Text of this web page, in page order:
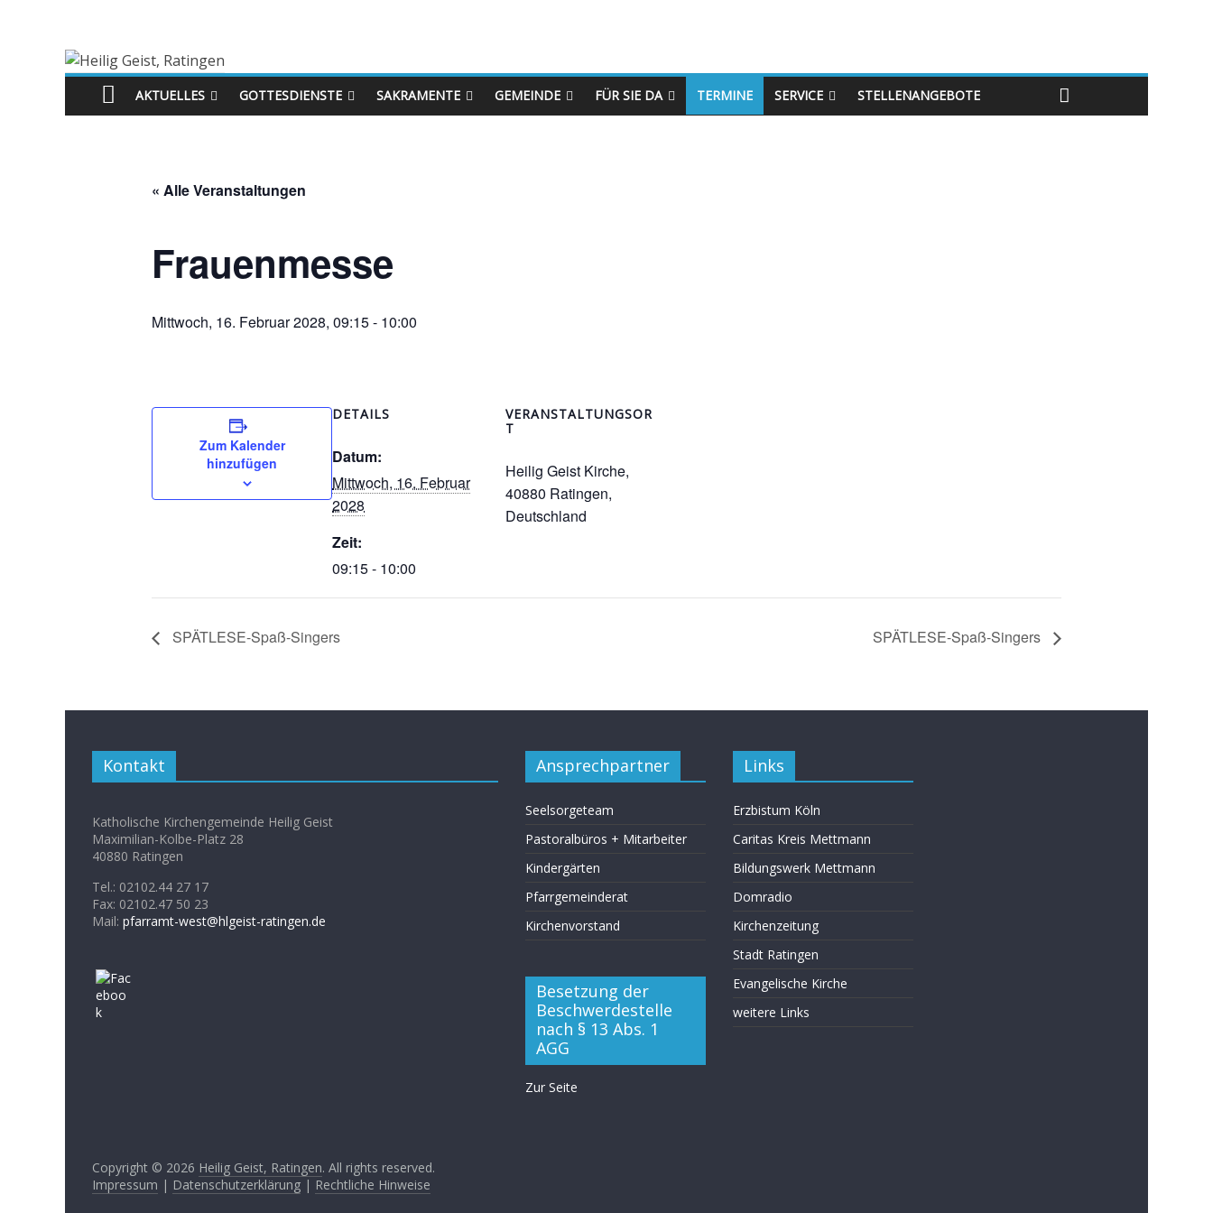
AKTUELLES GOTTESDIENSTE SAKRAMENTE GEMEINDE FÜR SIE DA TERMINE SERVICE STELLENANGEBOTE
« Alle Veranstaltungen
Frauenmesse
Mittwoch, 16. Februar 2028, 09:15- 10:00
Zum Kalender
hinzufügen
DETAILS
Datum:
Mittwoch, 16. Februar
2028
Zeit:
09:15 - 10:00
VERANSTALTUNGSOR
T
Heilig Geist Kirche,
40880 Ratingen,
Deutschland
SPÄTLESE-Spaß-Singers SPÄTLESE-Spaß-Singers
Kontakt
Katholische Kirchengemeinde Heilig Geist
Maximilian-Kolbe-Platz 28
40880 Ratingen
Tel.: 02102.44 27 17
Fax: 02102.47 50 23
Mail: pfarramt-west@hlgeist-ratingen.de
Ansprechpartner
Seelsorgeteam
Pastoralbüros + Mitarbeiter
Kindergärten
Pfarrgemeinderat
Kirchenvorstand
Besetzung der
Beschwerdestelle
nach § 13 Abs. 1
AGG
Zur Seite
Links
Erzbistum Köln
Caritas Kreis Mettmann
Bildungswerk Mettmann
Domradio
Kirchenzeitung
Stadt Ratingen
Evangelische Kirche
weitere Links
Copyright © 2026 Heilig Geist, Ratingen. All rights reserved.
Impressum | Datenschutzerklärung | Rechtliche Hinweise